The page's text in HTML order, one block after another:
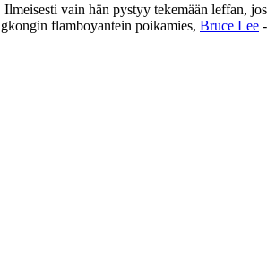
vain hän pystyy tekemään leffan,
flamboyantein poikamies, Bruce Lee